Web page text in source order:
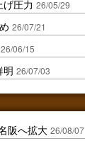
圧力 26/05/29
26/07/21
26/06/15
明 26/07/03
阪へ拡大 26/08/07